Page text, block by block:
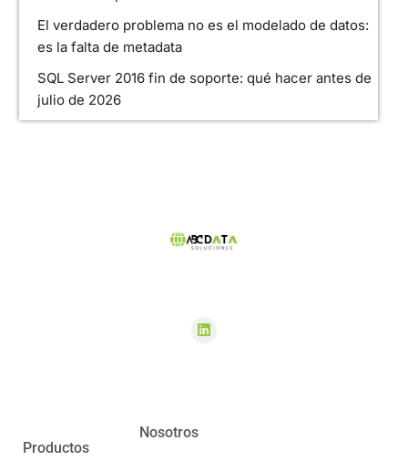
El verdadero problema no es el modelado de datos:
es la falta de metadata
SQL Server 2016 fin de soporte: qué hacer antes de
julio de 2026
Productos
Nosotros